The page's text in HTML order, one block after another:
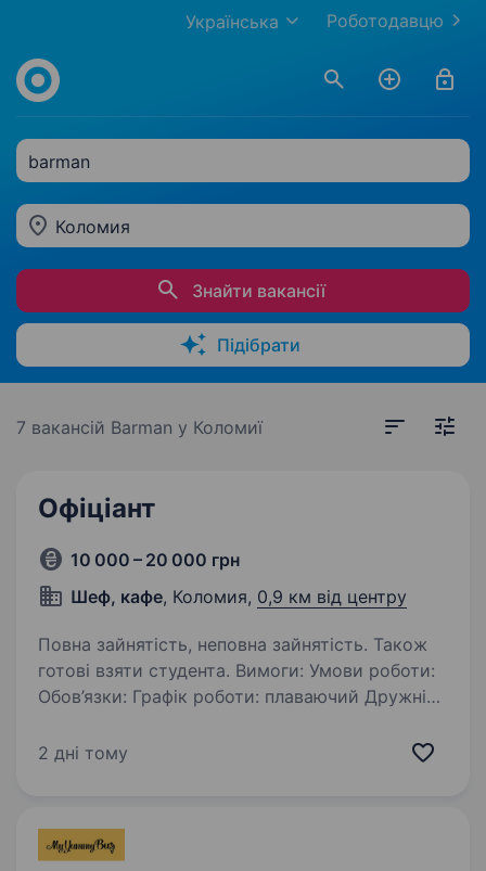
Роботодавцю
Українська
barman
Коломия
Знайти вакансії
Підібрати
7 вакансій Barman у Коломиї
Офіціант
10 000 – 20 000 грн
Шеф, кафе, Коломия, 0,9 км від центру
Повна зайнятість, неповна зайнятість. Також
готові взяти студента. Вимоги: Умови роботи:
Обов’язки: Графік роботи: плаваючий Дружній
Харчування/знижки для працівників
2 дні тому